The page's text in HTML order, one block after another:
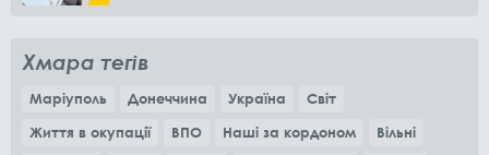
Хмара тегів
Маріуполь Донеччина Україна
Світ
Життя в окупації
ВПО Наші за кордоном
Вільні